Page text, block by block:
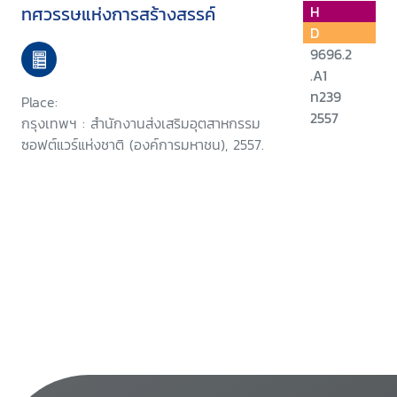
ทศวรรษแห่งการสร้างสรรค์
Place:
กรุงเทพฯ : สำนักงานส่งเสริมอุตสาหกรรม
ซอฟต์แวร์แห่งชาติ (องค์การมหาชน), 2557.
H
D
9696.2
.A1
ท239
2557